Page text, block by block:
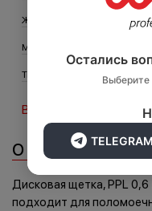
Жесткость
Материал ворса
Тип щётки
Все характеристики
О товаре
Дисковая щетка, PPL
подходит для
Остались
TELEGRAM